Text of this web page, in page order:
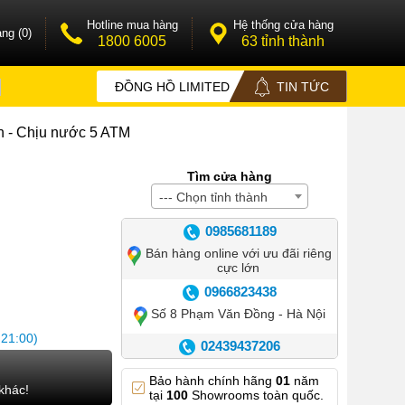
(0)
Hotline mua hàng
1800 6005
Hệ thống cửa hàng
63 tỉnh thành
ĐỒNG HỒ LIMITED TIN TỨC
- Chịu nước 5 ATM
Tìm cửa hàng
--- Chọn tỉnh thành
0985681189
Bán hàng online với ưu đãi riêng
cực lớn
0966823438
Số 8 Phạm Văn Đồng - Hà Nội
02439437206
Số 42 Phố Huế - Hoàn Kiếm –
Hà Nội
Bảo hành chính hãng 01năm
tại 100Showrooms toàn quốc.